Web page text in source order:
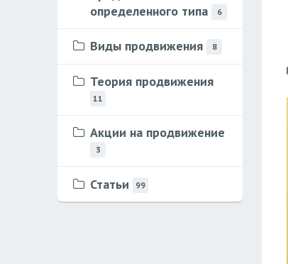
определенного типа
6
Виды продвижения 8
Теория продвижения
11
Акции на продвижение
3
Статьи 99